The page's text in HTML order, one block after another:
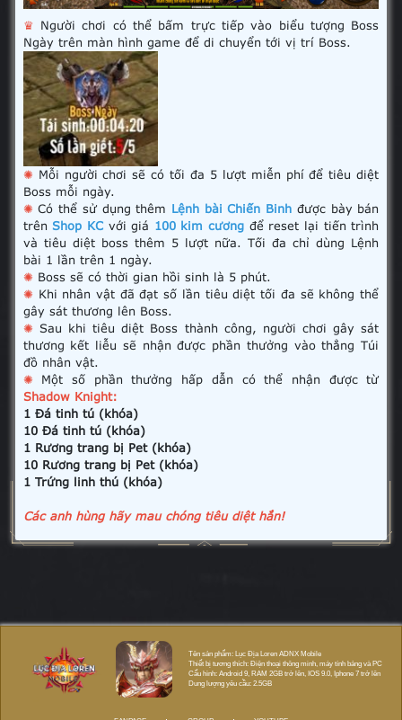
♛
Người chơi có thể bấm trực tiếp vào biểu tượng Boss
Ngày trên màn hình game để di chuyển tới vị trí Boss.
✺ Mỗi người chơi sẽ có tối đa 5 lượt miễn phí để tiêu diệt
Boss mỗi ngày.
✺ Có thể sử dụng thêm Lệnh bài Chiến Binh được bày bán
trênShop KC với giá 100 kim cương để reset lại tiến trình
và tiêu diệt boss thêm 5 lượt nữa. Tối đa chỉ dùng Lệnh
bài 1 lần trên 1 ngày.
✺ Boss sẽ có thời gian hồi sinh là 5 phút.
✺ Khi nhân vật đã đạt số lần tiêu diệt tối đa sẽ không thể
gây sát thương lên Boss.
✺ Sau khi tiêu diệt Boss thành công, người chơi gây sát
thương kết liễu sẽ nhận được phần thưởng vào thẳng Túi
đồ nhân vật.
✺ Một số phần thưởng hấp dẫn có thể nhận được từ
Shadow Knight:
1 Đá tinh tú (khóa)
10 Đá tinh tú (khóa)
1 Rương trang bị Pet (khóa)
10 Rương trang bị Pet (khóa)
1 Trứng linh thú (khóa)
Các anh hùng hãy mau chóng tiêu diệt hắn!
Tên sản phẩm: Lục Địa Loren ADNX Mobile
Thiết bị tương thích: Điện thoại thông minh, máy tính bảng và PC
Cấu hình: Android 9, RAM 2GB trở lên, IOS 9.0, Iphone 7 trở lên
Dung lượng yêu cầu: 2.5GB